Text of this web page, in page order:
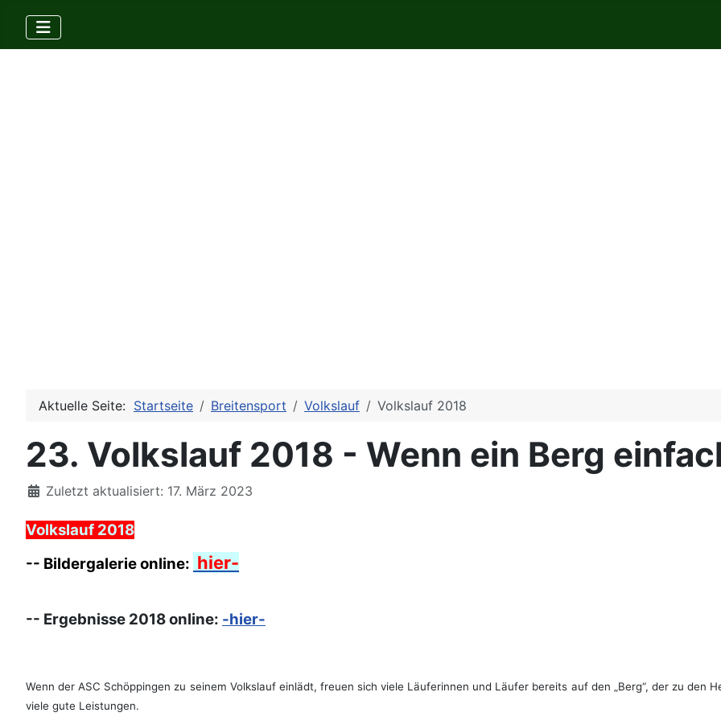
Aktuelle Seite: Startseite Breitensport Volkslauf Volkslauf 2018
23. Volkslauf 2018 - Wenn ein Berg
DetailsZuletzt aktualisiert: 17. März 2023
Volkslauf 2018
-- Bildergalerie online: hier-
-- Ergebnisse 2018 online: -hier-
Wenn der ASC Schöppingen zu seinem Volkslauf einlädt, freuen sich viele Läuferinnen und Läufer bereits auf den „Berg“, der zu den
viele gute Leistungen.